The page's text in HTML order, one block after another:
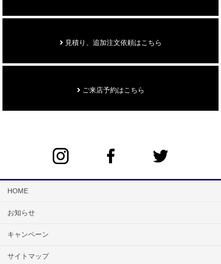
見積り、追加注文依頼はこちら
ご来店予約はこちら
HOME
お知らせ
キャンペーン
サイトマップ